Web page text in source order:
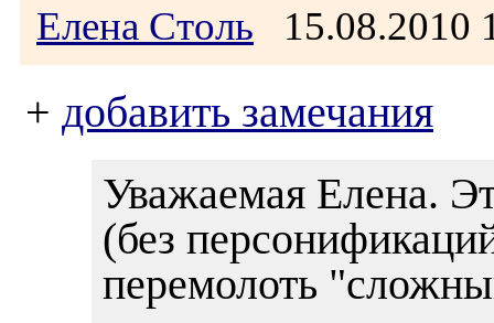
Елена Столь
+ добавить замечания
Уважаемая Елена.
(без
перемолоть